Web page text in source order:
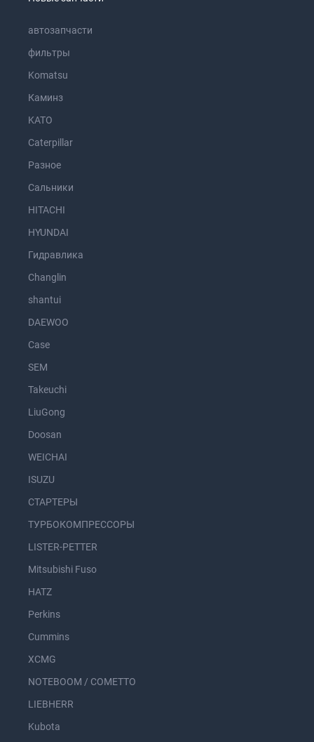
автозапчасти
фильтры
Komatsu
Каминз
KATO
Caterpillar
Разное
Сальники
HITACHI
HYUNDAI
Гидравлика
Changlin
shantui
DAEWOO
Case
SEM
Takeuchi
LiuGong
Doosan
WEICHAI
ISUZU
СТАРТЕРЫ
ТУРБОКОМПРЕССОРЫ
LISTER-PETTER
Mitsubishi Fuso
HATZ
Perkins
Cummins
XCMG
NOTEBOOM / COMETTO
LIEBHERR
Kubota